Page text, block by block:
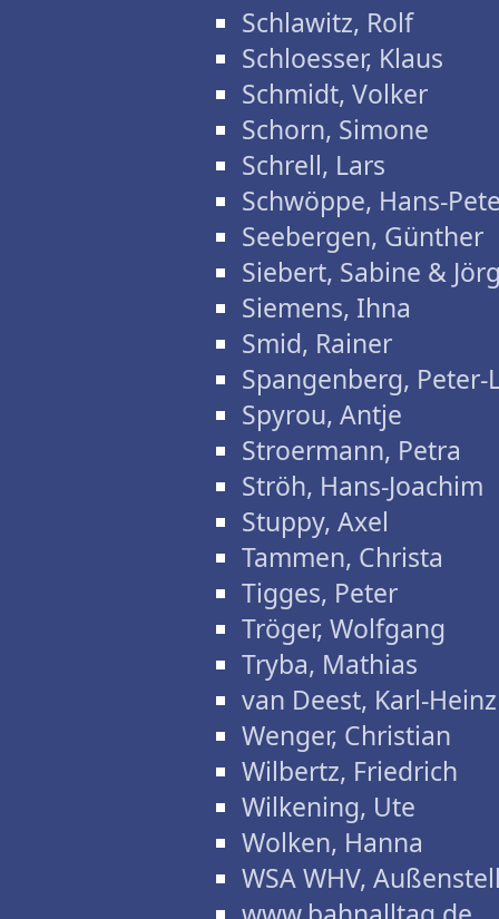
Schlawitz, Rolf
Schloesser, Klaus
Schmidt, Volker
Schorn, Simone
Schrell, Lars
Schwöppe, Hans-
Seebergen, Günther
Siebert, Sabine &
Siemens, Ihna
Smid, Rainer
Spangenberg, Peter-
Spyrou, Antje
Stroermann, Petra
Ströh, Hans-Joachim
Stuppy, Axel
Tammen, Christa
Tigges, Peter
Tröger, Wolfgang
Tryba, Mathias
van Deest, Karl-Heinz
Wenger, Christian
Wilbertz, Friedrich
Wilkening, Ute
Wolken, Hanna
WSA WHV,